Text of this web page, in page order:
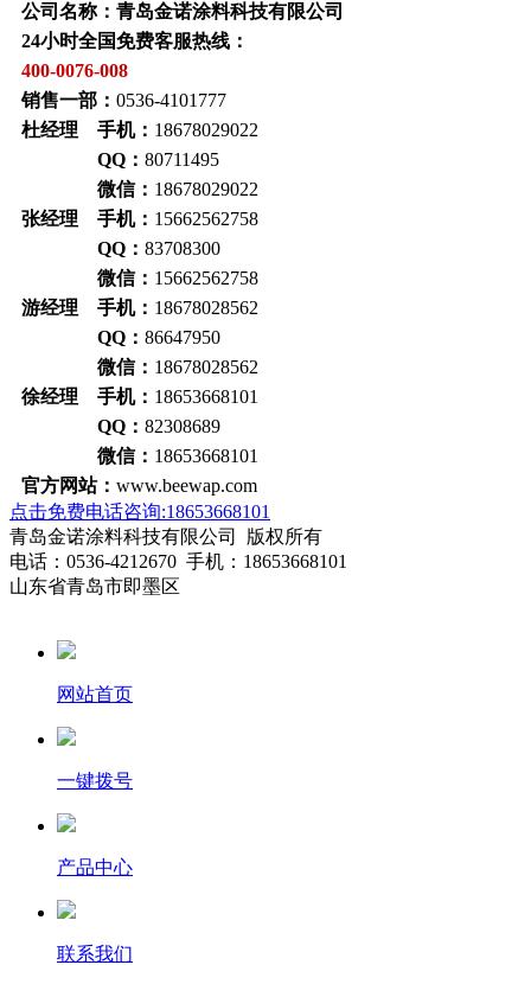
公司名称：青岛金诺涂料科技有限公司
24小时全国免费客服热线：
400-0076-008
销售一部： 0536-4101777
杜经理 手机： 18678029022
QQ： 80711495
微信： 18678029022
张经理 手机： 15662562758
QQ： 83708300
微信： 15662562758
游经理 手机： 18678028562
QQ： 86647950
微信： 18678028562
徐经理 手机： 18653668101
QQ： 82308689
微信： 18653668101
官方网站： www.beewap.com
点击免费电话咨询:18653668101
青岛金诺涂料科技有限公司 版权所有
电话：0536-4212670 手机：18653668101
山东省青岛市即墨区
网站首页
一键拨号
产品中心
联系我们